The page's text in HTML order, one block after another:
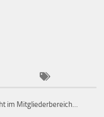
im Mitgliederbereich…